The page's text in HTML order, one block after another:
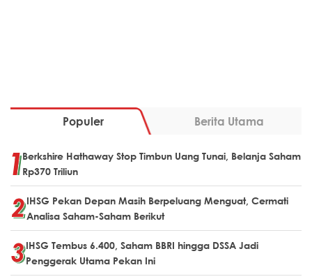
Populer Berita Utama
Berkshire Hathaway Stop Timbun Uang Tunai, Belanja Saham
Rp370 Triliun
IHSG Pekan Depan Masih Berpeluang Menguat, Cermati
Analisa Saham-Saham Berikut
IHSG Tembus 6.400, Saham BBRI hingga DSSA Jadi
Penggerak Utama Pekan Ini